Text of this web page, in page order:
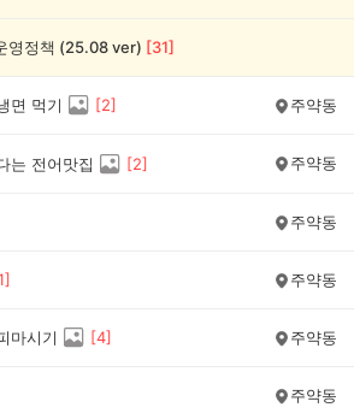
영정책 (25.08 ver) [31]
면 먹기 [2] 주약동
는 전어맛집 [2] 주약동
주약동
] 주약동
마시기 [4] 주약동
주약동